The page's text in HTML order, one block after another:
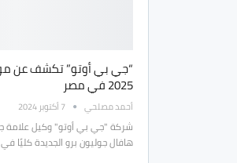
“جي بي أوتو” تكشف عن
2025 في مصر
أحمد مصلحي 7 أكتوبر 2024
شركة "جي بي أوتو" وكيل
هافال جوليون برو الجديدة كليًا